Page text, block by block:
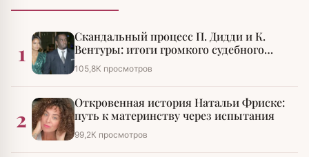
1
Скандальный процесс П. Дидди и К.
Вентуры: итоги громкого судебного
разбирательства
105,8К просмотров
2
Откровенная история Натальи Фриске:
путь к материнству через испытания
99,2К просмотров